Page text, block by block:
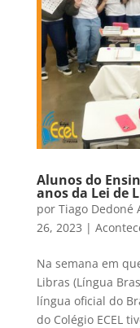
Alunos do
anos da Lei de
por Tiago Dedoné
26, 2023 |
Na semana em
Libras (Língua
língua oficial do
do Colégio ECEL